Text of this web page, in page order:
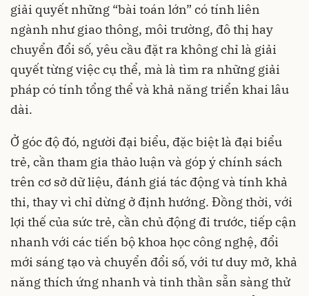
giải quyết những “bài toán lớn” có tính liên
ngành như giao thông, môi trường, đô thị hay
chuyển đổi số, yêu cầu đặt ra không chỉ là giải
quyết từng việc cụ thể, mà là tìm ra những giải
pháp có tính tổng thể và khả năng triển khai lâu
dài.
Ở góc độ đó, người đại biểu, đặc biệt là đại biểu
trẻ, cần tham gia thảo luận và góp ý chính sách
trên cơ sở dữ liệu, đánh giá tác động và tính khả
thi, thay vì chỉ dừng ở định hướng. Đồng thời, với
lợi thế của sức trẻ, cần chủ động đi trước, tiếp cận
nhanh với các tiến bộ khoa học công nghệ, đổi
mới sáng tạo và chuyển đổi số, với tư duy mở, khả
năng thích ứng nhanh và tinh thần sẵn sàng thử